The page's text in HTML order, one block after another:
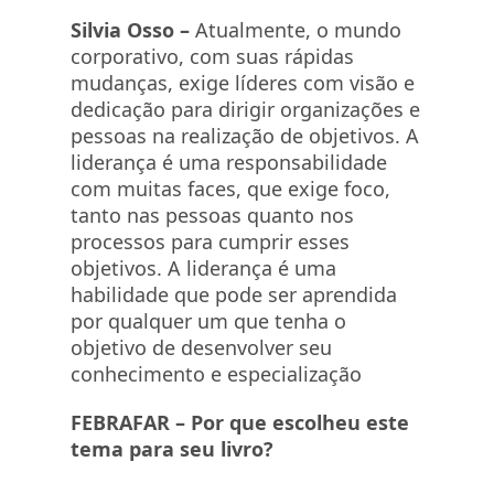
Silvia Osso – Atualmente, o mundo
corporativo, com suas rápidas
mudanças, exige líderes com visão e
dedicação para dirigir organizações e
pessoas na realização de objetivos. A
liderança é uma responsabilidade
com muitas faces, que exige foco,
tanto nas pessoas quanto nos
processos para cumprir esses
objetivos. A liderança é uma
habilidade que pode ser aprendida
por qualquer um que tenha o
objetivo de desenvolver seu
conhecimento e especialização
FEBRAFAR – Por que escolheu este
tema para seu livro?